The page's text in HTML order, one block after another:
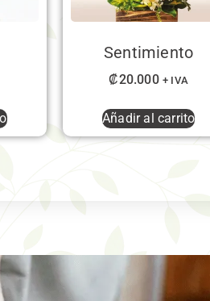
Sentimiento
₡20.000 + IVA
Añadir al carrito